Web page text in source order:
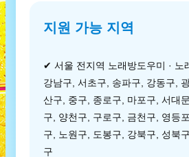
지원 가능 지역
✔ 서울 전지역 노래방도우미 · 노
강남구, 서초구, 송파구, 강동구,
산구, 중구, 종로구, 마포구, 서대
구, 양천구, 구로구, 금천구, 영등
구, 노원구, 도봉구, 강북구, 성북
구